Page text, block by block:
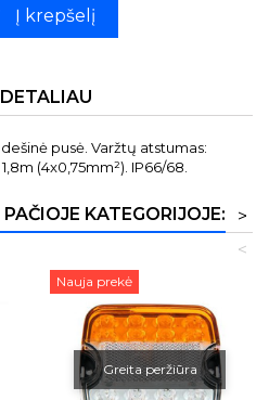
Į krepšelį
DETALIAU
pusė. Varžtų atstumas:
(4x0,75mm²). IP66/68.
KATEGORIJOJE:
>
<
Nauja prekė
Greita peržiūra